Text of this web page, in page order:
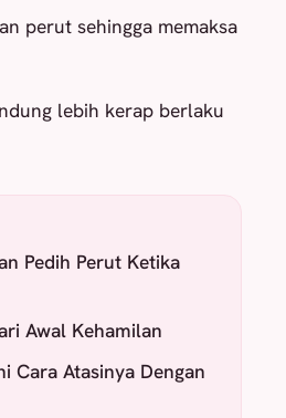
perut sehingga memaksa
lebih kerap berlaku
Pedih Perut Ketika
Awal Kehamilan
Cara Atasinya Dengan